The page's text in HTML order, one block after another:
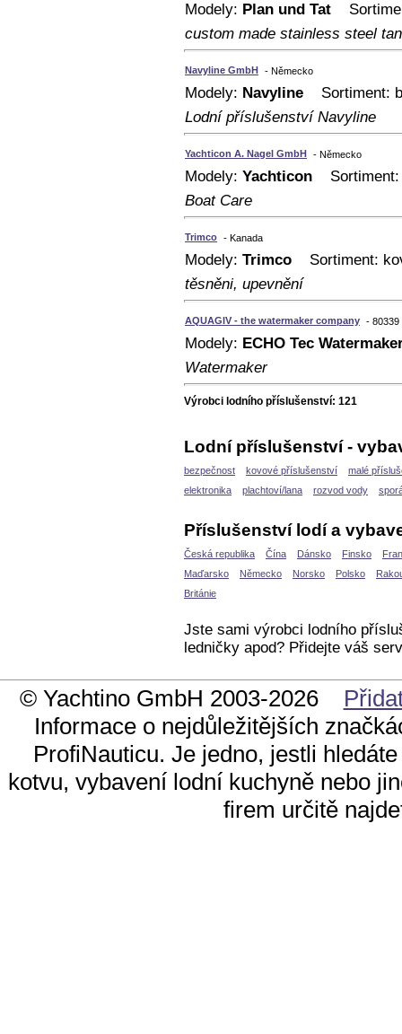
Modely: Plan und Tat
custom made stainless steel
Navyline GmbH - Německo
Modely: Navyline Sortiment:
Lodní příslušenství Navyline
Yachticon A. Nagel GmbH - Německo
Modely: Yachticon Sortiment:
Boat Care
Trimco - Kanada
Modely: Trimco Sortiment:
těsněni, upevnění
AQUAGIV - the watermaker company - 80339
Modely: ECHO Tec
Watermaker
Výrobci lodního příslušenství: 121
Lodní příslušenství -
bezpečnost kovové příslušenství
malé
elektronika
plachtoví/lana rozvod vody
Příslušenství lodí a
Česká republika Čína Dánsko Finsko
Maďarsko
Německo Norsko Polsko
Británie
Jste sami výrobci lodního
ledničky apod? Přidejte váš
© Yachtino GmbH 2003-2026
Informace o nejdůležitějších
ProfiNauticu. Je jedno, jestli
kotvu, vybavení lodní kuchyně nebo
firem určitě